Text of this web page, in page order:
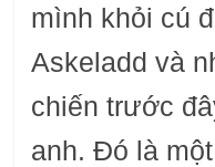
mình khỏi cú
Askeladd và
chiến trước
anh. Đó là